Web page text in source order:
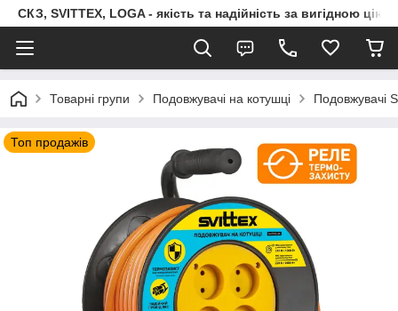
СКЗ, SVITTEX, LOGA - якість та надійність за вигідною
Товарні групи Подовжувачі на котушці Подовжувачі
Топ продажів